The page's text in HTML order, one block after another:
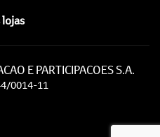
lojas
E PARTICIPACOES S.A.
0014-11